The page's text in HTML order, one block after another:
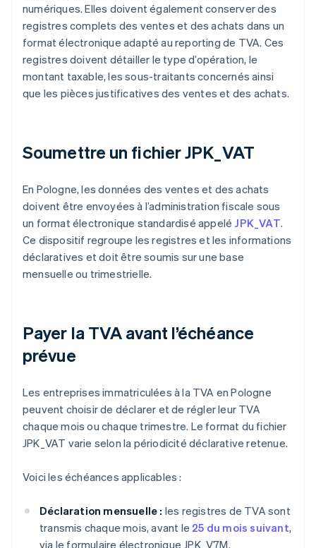
numériques. Elles doivent également conserver des
registres complets des ventes et des achats dans un
format électronique adapté au reporting de TVA. Ces
registres doivent détailler le type d’opération, le
montant taxable, les sous-traitants concernés ainsi
que les pièces justificatives des ventes et des achats.
Soumettre un fichier JPK_VAT
En Pologne, les données des ventes et des achats
doivent être envoyées à l’administration fiscale sous
un format électronique standardisé appelé JPK_VAT.
Ce dispositif regroupe les registres et les informations
déclaratives et doit être soumis sur une base
mensuelle ou trimestrielle.
Payer la TVA avant l’échéance
prévue
Les entreprises immatriculées à la TVA en Pologne
peuvent choisir de déclarer et de régler leur TVA
chaque mois ou chaque trimestre. Le format du fichier
JPK_VAT varie selon la périodicité déclarative retenue.
Voici les échéances applicables :
Déclaration mensuelle : les registres de TVA sont
transmis chaque mois, avant le 25 du mois suivant,
via le formulaire électronique JPK_V7M.